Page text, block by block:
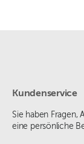
Kundenservice
Sie haben Fragen,
eine persönliche